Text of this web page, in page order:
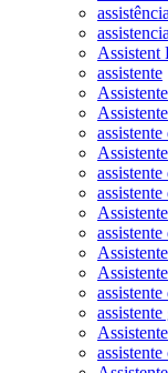
Assistent
assistente
assistente